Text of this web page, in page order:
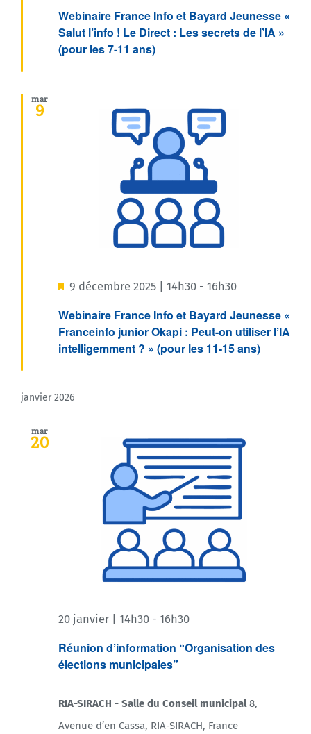
Webinaire France Info et Bayard Jeunesse «
Salut l’info ! Le Direct : Les secrets de l’IA »
(pour les 7-11 ans)
avant
mar
9
Webinaire France Info et Bayard Jeunesse «
Franceinfo junior Okapi : Peut-on utiliser l’IA
intelligemment ? » (pour les 11-15 ans)
Mis
en
avant
9 décembre 2025 | 14h30 - 16h30
janvier 2026
mar
20
Réunion d’information “Organisation des
élections municipales”
20 janvier | 14h30 - 16h30
RIA-SIRACH - Salle du Conseil municipal 8,
Avenue d’en Cassa, RIA-SIRACH, France